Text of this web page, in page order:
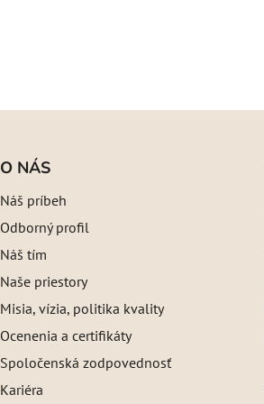
O NÁS
Náš príbeh
Odborný profil
Náš tím
Naše priestory
Misia, vízia, politika kvality
Ocenenia a certifikáty
Spoločenská zodpovednosť
Kariéra